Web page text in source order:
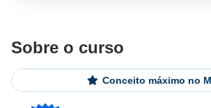
Sobre o curso
Conceito máximo no